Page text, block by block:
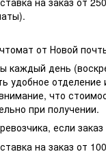
от Новой
каждый день
удобное отделение
что
при получении.
если
на заказ от